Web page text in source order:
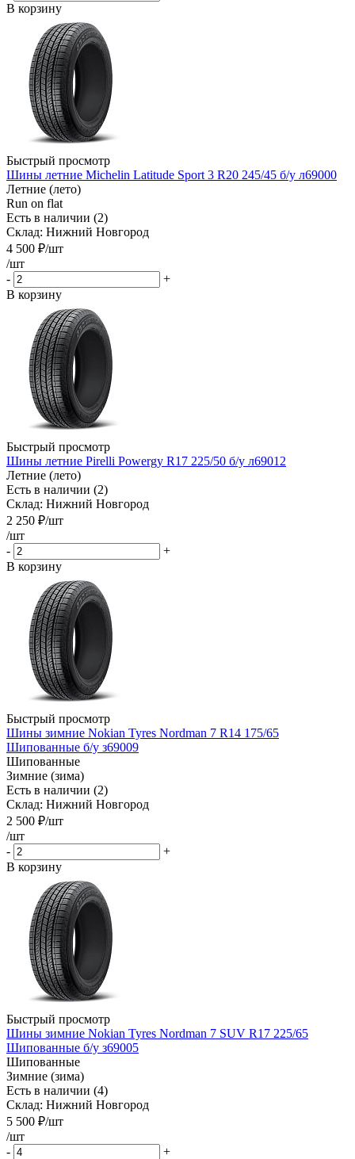
В корзину
Быстрый просмотр
Шины летние Michelin Latitude Sport 3 R20 245/45 б/у л69000
Летние (лето)
Run on flat
Есть в наличии (2)
Склад: Нижний Новгород
4 500 ₽/шт
/шт
-
+
В корзину
Быстрый просмотр
Шины летние Pirelli Powergy R17 225/50 б/у л69012
Летние (лето)
Есть в наличии (2)
Склад: Нижний Новгород
2 250 ₽/шт
/шт
-
+
В корзину
Быстрый просмотр
Шины зимние Nokian Tyres Nordman 7 R14 175/65
Шипованные б/у з69009
Шипованные
Зимние (зима)
Есть в наличии (2)
Склад: Нижний Новгород
2 500 ₽/шт
/шт
-
+
В корзину
Быстрый просмотр
Шины зимние Nokian Tyres Nordman 7 SUV R17 225/65
Шипованные б/у з69005
Шипованные
Зимние (зима)
Есть в наличии (4)
Склад: Нижний Новгород
5 500 ₽/шт
/шт
-
+